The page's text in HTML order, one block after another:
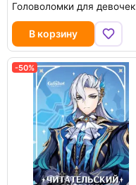
Головоломки для девочек
В корзину
-50%